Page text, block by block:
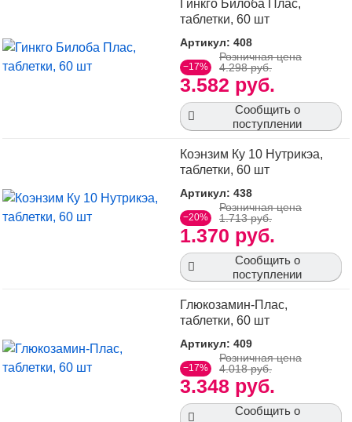
Гинкго Билоба Плас,
таблетки, 60 шт
Артикул: 408
−17%
3.582 руб.
Розничная цена
4.298 руб.
Сообщить о
поступлении
Коэнзим Ку 10 Нутрикэа,
таблетки, 60 шт
Артикул: 438
−20%
1.370 руб.
Розничная цена
1.713 руб.
Сообщить о
поступлении
Глюкозамин-Плас,
таблетки, 60 шт
Артикул: 409
−17%
3.348 руб.
Розничная цена
4.018 руб.
Сообщить о